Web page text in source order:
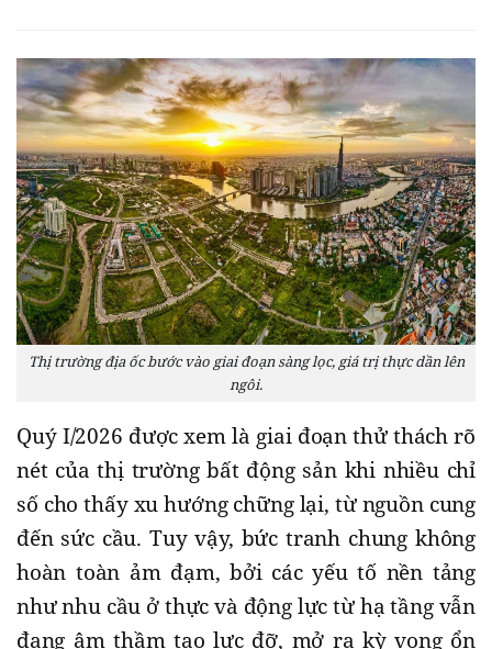
Thị trường địa ốc bước vào giai đoạn sàng lọc, giá trị thực dần lên
ngôi.
Quý I/2026 được xem là giai đoạn thử thách rõ
nét của thị trường bất động sản khi nhiều chỉ
số cho thấy xu hướng chững lại, từ nguồn cung
đến sức cầu. Tuy vậy, bức tranh chung không
hoàn toàn ảm đạm, bởi các yếu tố nền tảng
như nhu cầu ở thực và động lực từ hạ tầng vẫn
đang âm thầm tạo lực đỡ, mở ra kỳ vọng ổn